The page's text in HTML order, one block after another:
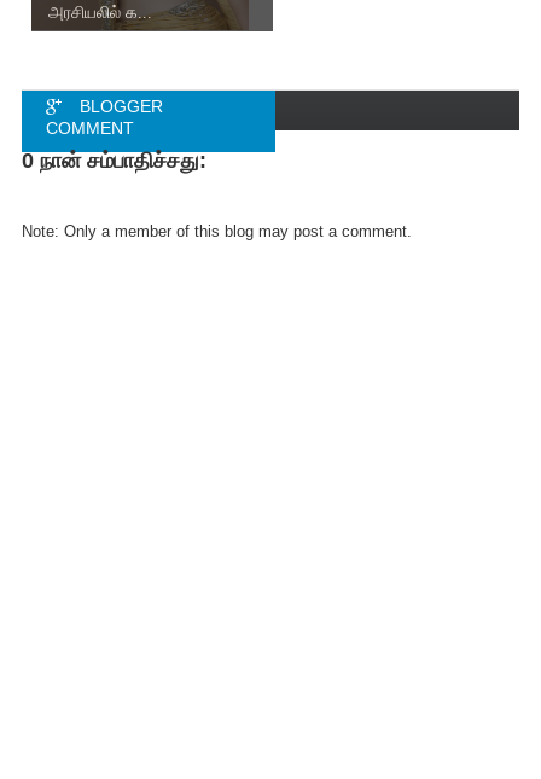
அரசியலில் க...
BLOGGER
COMMENT
FACEBOOK
0 நான் சம்பாதிச்சது:
Note: Only a member of this blog may post a comment.